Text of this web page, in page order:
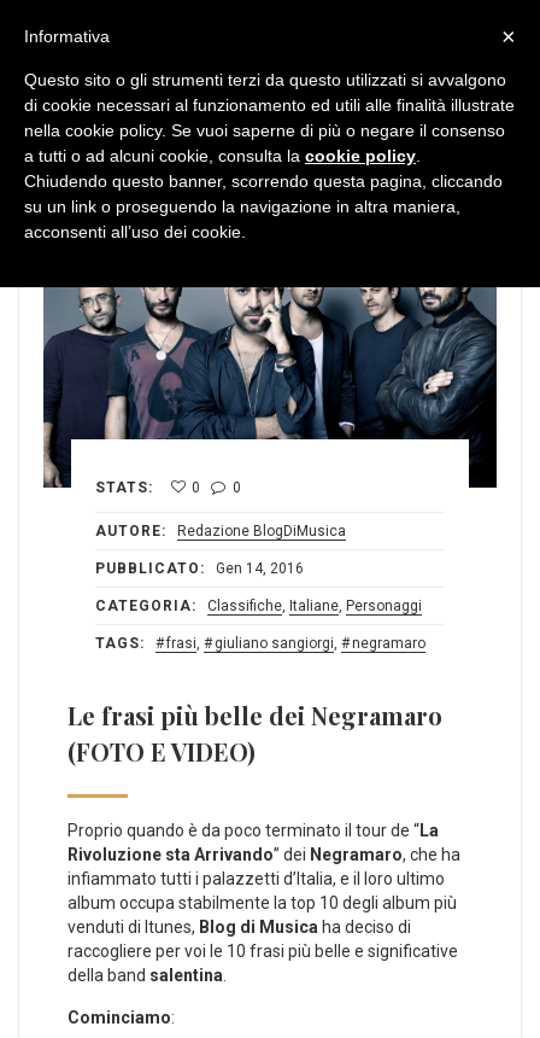
STATS: 0 0
AUTORE: Redazione BlogDiMusica
PUBBLICATO: Gen 14, 2016
CATEGORIA: Classifiche, Italiane, Personaggi
TAGS: frasi, giuliano sangiorgi, negramaro
Le frasi più belle dei Negramaro
(FOTO E VIDEO)
Proprio quando è da poco terminato il tour de “La
Rivoluzione sta Arrivando” dei Negramaro, che ha
infiammato tutti i palazzetti d’Italia, e il loro ultimo
album occupa stabilmente la top 10 degli album più
venduti di Itunes, Blog di Musica ha deciso di
raccogliere per voi le 10 frasi più belle e significative
della band salentina
Cominciamo:
×
Informativa
Questo sito o gli strumenti terzi da questo utilizzati si avvalgono
di cookie necessari al funzionamento ed utili alle finalità illustrate
nella cookie policy. Se vuoi saperne di più o negare il consenso
a tutti o ad alcuni cookie, consulta la cookie policy
Chiudendo questo banner, scorrendo questa pagina, cliccando
su un link o proseguendo la navigazione in altra maniera,
acconsenti all’uso dei cookie.